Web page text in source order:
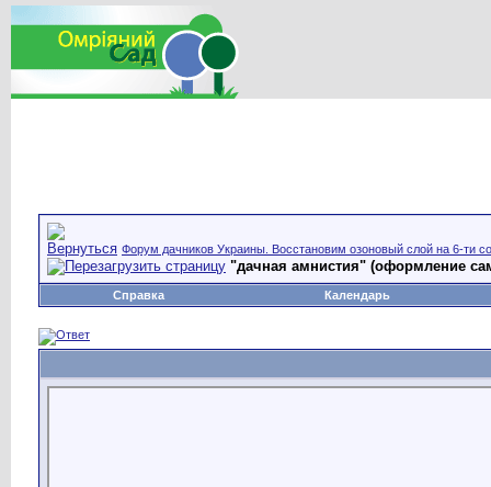
Форум дачников Украины. Восстановим озоновый слой на 6-ти
"дачная амнистия" (оформление
Справка Календарь